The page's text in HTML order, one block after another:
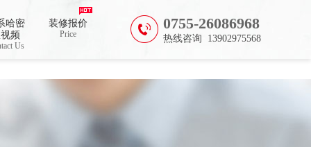
0755-26086968
热线咨询 13902975568
哈密
频
Us
装修报价
Price